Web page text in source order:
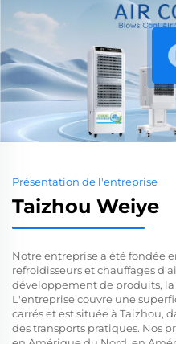
Présentation de l'entreprise
Taizhou Weiye
Notre entreprise a été fondée
refroidisseurs et chauffages
développement de produits,
L'entreprise couvre une
carrés et est située à Taizhou,
des transports pratiques. Nos